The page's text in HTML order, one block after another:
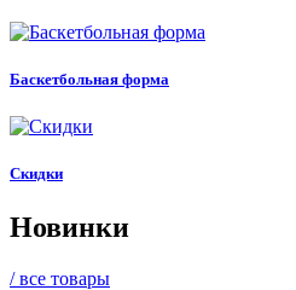
Баскетбольная форма
Скидки
Новинки
/ все товары